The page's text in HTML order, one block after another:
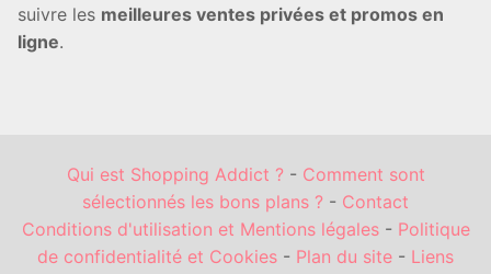
suivre les meilleures ventes privées et promos en
ligne.
Qui est Shopping Addict ?- Comment sont
sélectionnés les bons plans ? - Contact
Conditions d'utilisation et Mentions légales- Politique
de confidentialité et Cookies - Plan du site - Liens